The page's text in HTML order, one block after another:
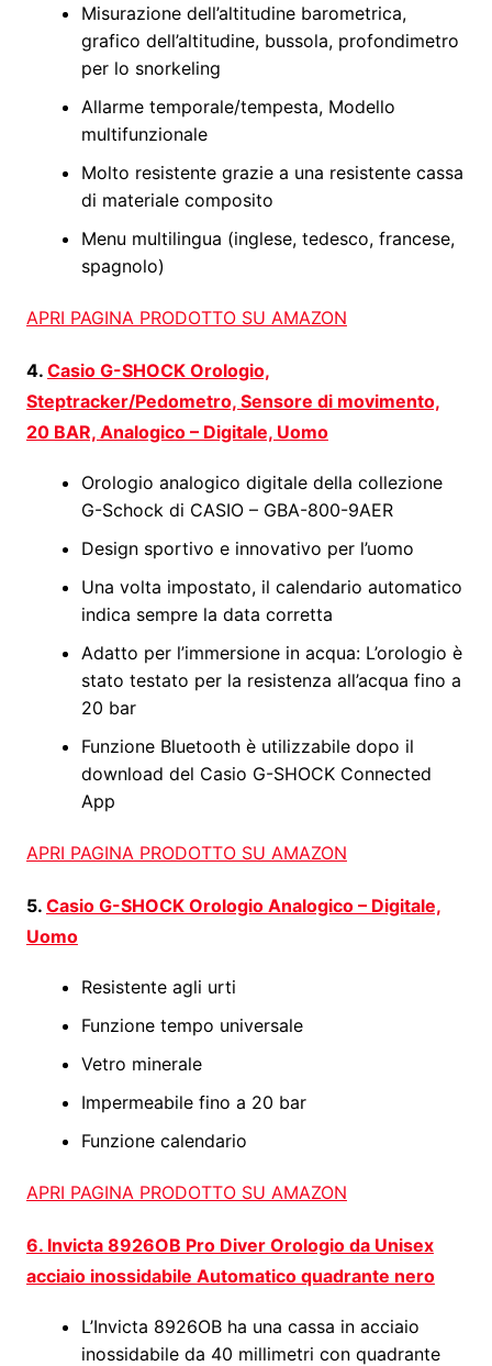
Misurazione dell’altitudine barometrica,
grafico dell’altitudine, bussola, profondimetro
per lo snorkeling
Allarme temporale/tempesta, Modello
multifunzionale
Molto resistente grazie a una resistente cassa
di materiale composito
Menu multilingua (inglese, tedesco, francese,
spagnolo)
APRI PAGINA PRODOTTO SU AMAZON
4. Casio G-SHOCK Orologio,
Steptracker/Pedometro, Sensore di movimento,
20 BAR, Analogico – Digitale, Uomo
Orologio analogico digitale della collezione
G-Schock di CASIO – GBA-800-9AER
Design sportivo e innovativo per l’uomo
Una volta impostato, il calendario automatico
indica sempre la data corretta
Adatto per l’immersione in acqua: L’orologio è
stato testato per la resistenza all’acqua fino a
20 bar
Funzione Bluetooth è utilizzabile dopo il
download del Casio G-SHOCK Connected
App
APRI PAGINA PRODOTTO SU AMAZON
5. Casio G-SHOCK Orologio Analogico – Digitale,
Uomo
Resistente agli urti
Funzione tempo universale
Vetro minerale
Impermeabile fino a 20 bar
Funzione calendario
APRI PAGINA PRODOTTO SU AMAZON
6. Invicta 8926OB Pro Diver Orologio da Unisex
acciaio inossidabile Automatico quadrante nero
L’Invicta 8926OB ha una cassa in acciaio
inossidabile da 40 millimetri con quadrante